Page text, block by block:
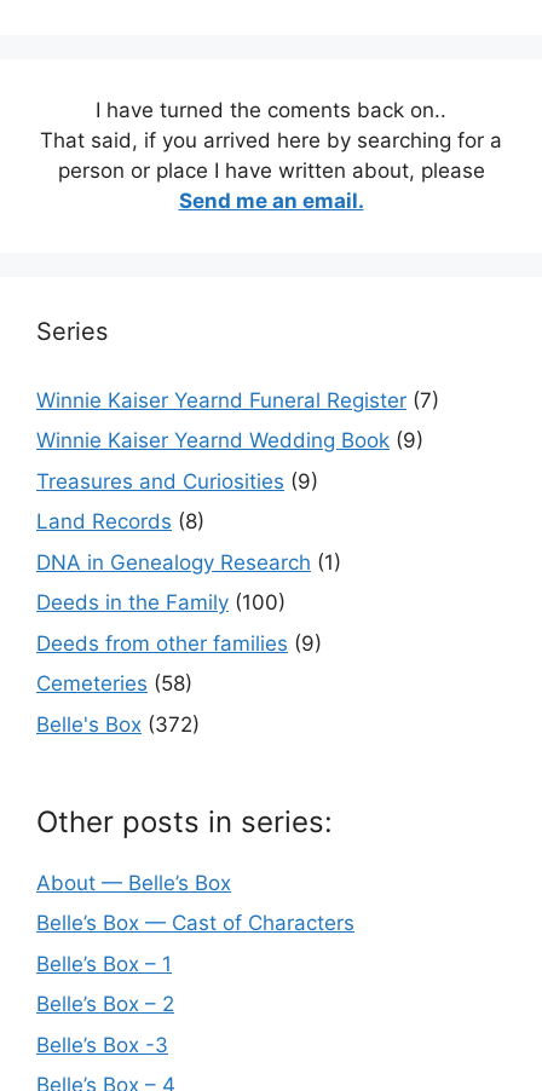
I have turned the coments back on..
That said, if you arrived here by searching for a
person or place I have written about, please
Send me an email.
Series
Winnie Kaiser Yearnd Funeral Register (7)
Winnie Kaiser Yearnd Wedding Book (9)
Treasures and Curiosities (9)
Land Records (8)
DNA in Genealogy Research (1)
Deeds in the Family (100)
Deeds from other families (9)
Cemeteries (58)
Belle's Box (372)
Other posts in series:
About — Belle’s Box
Belle’s Box — Cast of Characters
Belle’s Box – 1
Belle’s Box – 2
Belle’s Box -3
Belle’s Box – 4